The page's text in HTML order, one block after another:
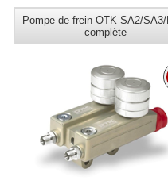
Pompe de frein OTK SA2/
complète